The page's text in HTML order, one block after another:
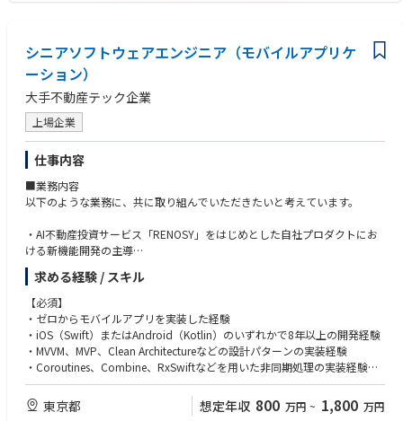
・労務管理体制の構築およびコンプライアンス対応
・国内外の法令に基づく人事運用の整備
・労使関係の構築およびリスクマネジメント
（全体マネジメント）
・経営層へのレポーティング及び意思決定支援
・国内外パートナーとの人事領域における連携・調整
・開業までの人員計画の策定・管理
シニアソフトウェアエンジニア（モバイルアプリケ
ーション）
大手不動産テック企業
上場企業
仕事内容
■業務内容
以下のような業務に、共に取り組んでいただきたいと考えています。
・AI不動産投資サービス「RENOSY」をはじめとした自社プロダクトにお
ける新機能開発の主導
・新規システムのアーキテクチャリング、および既存システムのリアーキ
テクチャ推進
・チームやプロダクトを横断する技術的課題の発見と解決
・パフォーマンスチューニング、モニタリング体制の強化、信頼性向上
・開発プロセスの改善や生産性向上のためのツール選定から導入、自動化
の推進
・エンジニアのメンタリングを行い、学習・品質・継続的改善の文化を醸
■本ポジションの魅力
求める経験 / スキル
【必須】
・ゼロからモバイルアプリを実装した経験
・iOS（Swift）またはAndroid（Kotlin）のいずれかで8年以上の開発経験
・MVVM、MVP、Clean Architectureなどの設計パターンの実装経験
・Coroutines、Combine、RxSwiftなどを用いた非同期処理の実装経験
・RESTful API、GraphQLなどとの連携実装経験
・Unit Test、UI Testの設計 - 実装経験
・Gitを用いたチーム開発経験
東京都 想定年収 800 万円 ~ 1,800 万円